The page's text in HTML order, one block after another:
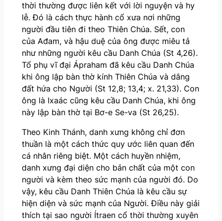
thời thường được liên kết với lời nguyện và hy
lễ. Đó là cách thực hành cổ xưa nơi những
người đầu tiên đi theo Thiên Chúa. Sết, con
của Ađam, và hậu duệ của ông được miêu tả
như những người kêu cầu Danh Chúa (St 4,26).
Tổ phụ vĩ đại Ápraham đã kêu cầu Danh Chúa
khi ông lập bàn thờ kính Thiên Chúa và dâng
đất hứa cho Người (St 12,8; 13,4; x. 21,33). Con
ông là Ixaác cũng kêu cầu Danh Chúa, khi ông
này lập bàn thờ tại Bơ-e Se-va (St 26,25).
Theo Kinh Thánh, danh xưng không chỉ đơn
thuần là một cách thức quy ước liên quan đến
cá nhân riêng biệt. Một cách huyền nhiệm,
danh xưng đại diện cho bản chất của một con
người và kèm theo sức mạnh của người đó. Do
vậy, kêu cầu Danh Thiên Chúa là kêu cầu sự
hiện diện và sức mạnh của Người. Điều này giải
thích tại sao người Ítraen cổ thời thường xuyên